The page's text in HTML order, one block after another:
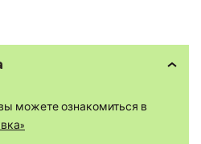
можете ознакомиться в